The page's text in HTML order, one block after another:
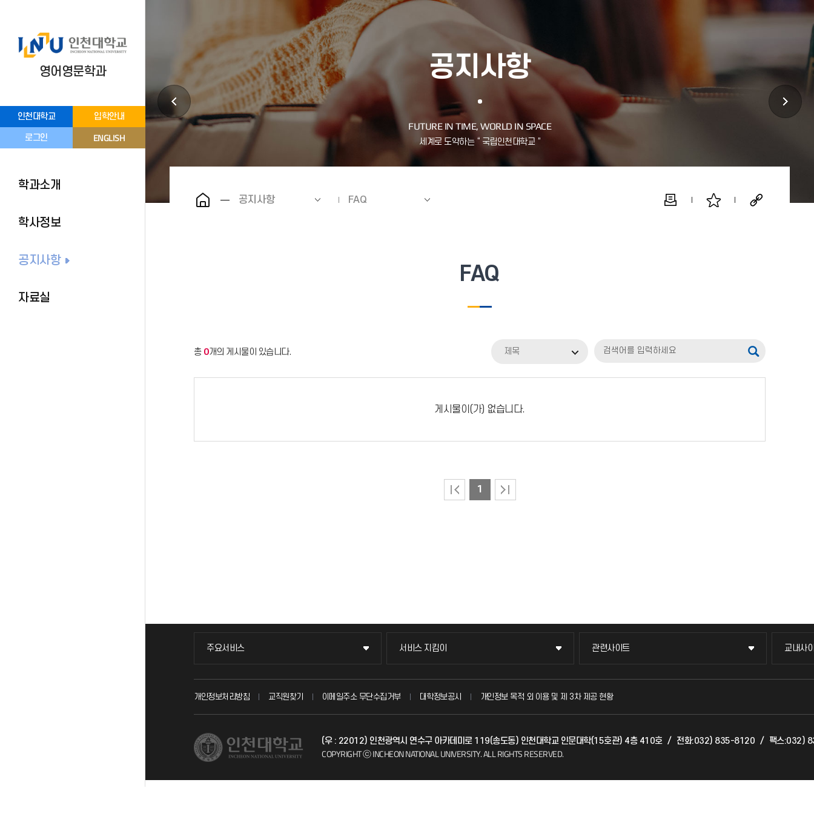
인천대학교 입학안내
로그인 ENGLISH
영어영문학과
학과소개
학사정보
공지사항
자료실
공지사항
공지사항 FAQ
FAQ
총 0개의 게시물이 있습니다. 제목 검
색
게시물이(가) 없습니다.
1
주요서비스
주요서비스
교무회의방송
시설예약
서비스 지킴이
서비스 지킴이
묻고 답하기
자주 묻는 질문(FAQ)
관련사이트
관련사이트
국방헬프콜
산학협력단
교내사
교내사
교수회
국제교
개인정보처리방침 교직원찾기 이메일주소 무단수집거부 대학정보공시 개인정보 목적 외 이용 및 제 3차 제공 현황
(우 : 22012) 인천광역시 연수구 아카데미로 119(송도동) 인천대학교 인문대학(15호관) 4층 410호 / 전화:032) 835-8120 / 팩스:032)
COPYRIGHT ⓒ INCHEON NATIONAL UNIVERSITY.ALL RIGHTS RESERVED.